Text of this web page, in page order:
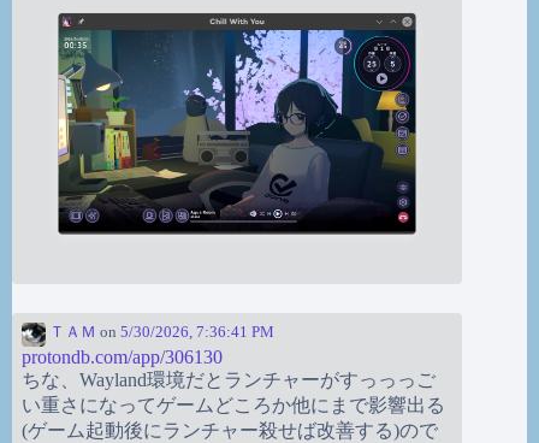
ＴＡＭ on 5/30/2026, 7:36:41 PM
protondb.com/app/306130
ちな、Wayland環境だとランチャーがすっっっご
い重さになってゲームどころか他にまで影響出る
(ゲーム起動後にランチャー殺せば改善する)ので